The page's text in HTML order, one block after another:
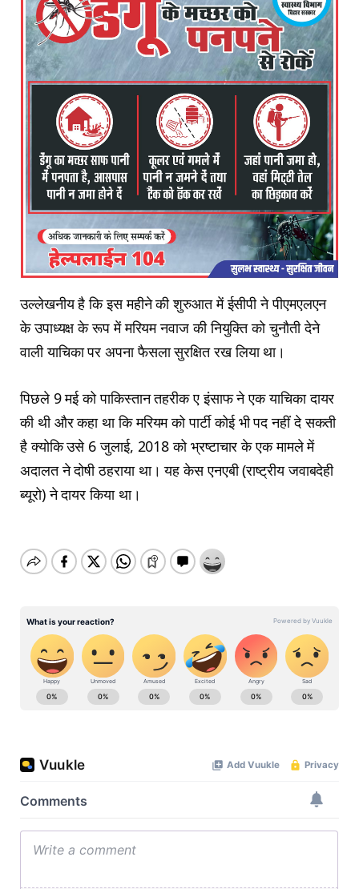
उल्लेखनीय है कि इस महीने की शुरुआत में ईसीपी ने पीएमएलएन
के उपाध्यक्ष के रूप में मरियम नवाज की नियुक्ति को चुनौती देने
वाली याचिका पर अपना फैसला सुरक्षित रख लिया था।
पिछले 9 मई को पाकिस्तान तहरीक ए इंसाफ ने एक याचिका दायर
की थी और कहा था कि मरियम को पार्टी कोई भी पद नहीं दे सकती
है क्योकि उसे 6 जुलाई, 2018 को भ्रष्टाचार के एक मामले में
अदालत ने दोषी ठहराया था। यह केस एनएबी (राष्ट्रीय जवाबदेही
ब्यूरो) ने दायर किया था।